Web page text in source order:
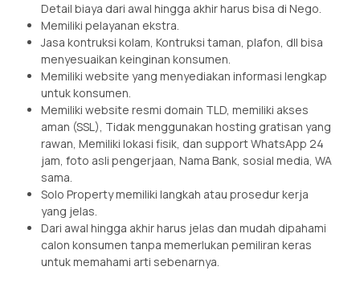
Detail biaya dari awal hingga akhir harus bisa di Nego.
Memiliki pelayanan ekstra.
Jasa kontruksi kolam, Kontruksi taman, plafon, dll bisa
menyesuaikan keinginan konsumen.
Memiliki website yang menyediakan informasi lengkap
untuk konsumen.
Memiliki website resmi domain TLD, memiliki akses
aman (SSL), Tidak menggunakan hosting gratisan yang
rawan, Memiliki lokasi fisik, dan support WhatsApp 24
jam, foto asli pengerjaan, Nama Bank, sosial media, WA
sama.
Solo Property memiliki langkah atau prosedur kerja
yang jelas.
Dari awal hingga akhir harus jelas dan mudah dipahami
calon konsumen tanpa memerlukan pemiliran keras
untuk memahami arti sebenarnya.